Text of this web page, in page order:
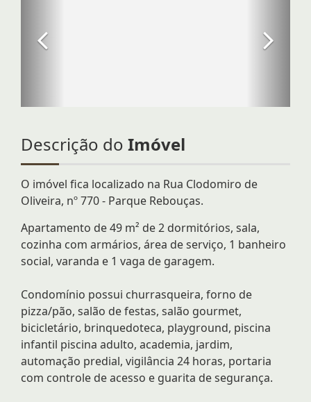
Descrição do Imóvel
O imóvel fica localizado na Rua Clodomiro de
Oliveira, nº 770 - Parque Rebouças.
Apartamento de 49 m² de 2 dormitórios, sala,
cozinha com armários, área de serviço, 1 banheiro
social, varanda e 1 vaga de garagem.
Condomínio possui churrasqueira, forno de
pizza/pão, salão de festas, salão gourmet,
bicicletário, brinquedoteca, playground, piscina
infantil piscina adulto, academia, jardim,
automação predial, vigilância 24 horas, portaria
com controle de acesso e guarita de segurança.